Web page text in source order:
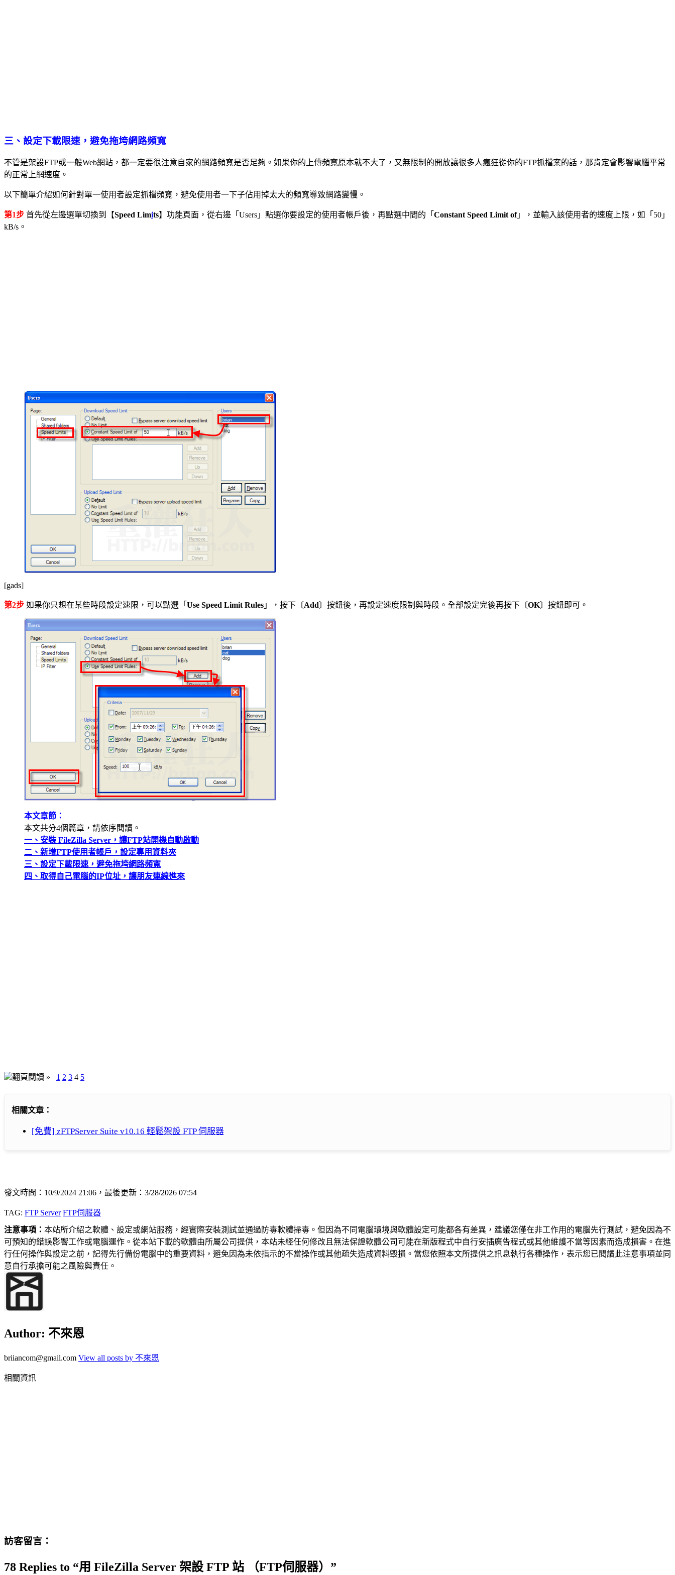
三、設定下載限速，避免拖垮網路頻寬
不管是架設FTP或一般Web網站，都一定要很注意自家的網路頻寬是否足夠。如果你的上傳頻寬原本就不大了，又無限制的開放讓很多人瘋狂從你的FTP抓檔案的話，那肯定會影響電腦平常
的正常上網速度。
以下簡單介紹如何針對單一使用者設定抓檔頻寬，避免使用者一下子佔用掉太大的頻寬導致網路變慢。
第1步 首先從左邊選單切換到【Speed Limits】功能頁面，從右邊「Users」點選你要設定的使用者帳戶後，再點選中間的「 Constant Speed Limit of」，並輸入該使用者的速度上限，如「50」
kB/s。
[gads]
第2步 如果你只想在某些時段設定速限，可以點選「 Use Speed Limit Rules 」，按下〔Add〕按鈕後，再設定速度限制與時段。全部設定完後再按下〔OK〕按鈕即可。
本文章節：
本文共分4個篇章，請依序閱讀。
一、安裝 FileZilla Server，讓FTP站開機自動啟動
二、新增FTP使用者帳戶，設定專用資料夾
三、設定下載限速，避免拖垮網路頻寬
四、取得自己電腦的IP位址，讓朋友連線進來
翻頁閱讀 » 1 2 3 4 5
相關文章：
[免費] zFTPServer Suite v10.16 輕鬆架設 FTP 伺服器
發文時間：10/9/2024 21:06，最後更新：3/28/2026 07:54
TAG: FTP Server FTP伺服器
注意事項： 本站所介紹之軟體、設定或網站服務，經實際安裝測試並通過防毒軟體掃毒。但因為不同電腦環境與軟體設定可能都各有差異，建議您僅在非工作用的電腦先行測試，避免因為不
可預知的錯誤影響工作或電腦運作。從本站下載的軟體由所屬公司提供，本站未經任何修改且無法保證軟體公司可能在新版程式中自行安插廣告程式或其他維護不當等因素而造成損害。在進
行任何操作與設定之前，記得先行備份電腦中的重要資料，避免因為未依指示的不當操作或其他疏失造成資料毀損。當您依照本文所提供之訊息執行各種操作，表示您已閱讀此注意事項並同
意自行承擔可能之風險與責任。
Author: 不來恩
briiancom@gmail.com View all posts by 不來恩
相關資訊
訪客留言：
78 Replies to “用 FileZilla Server 架設 FTP 站 （FTP伺服器）”